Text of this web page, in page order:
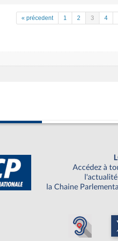
« précedent 1 2 3 4
Accédez à
la Chaine